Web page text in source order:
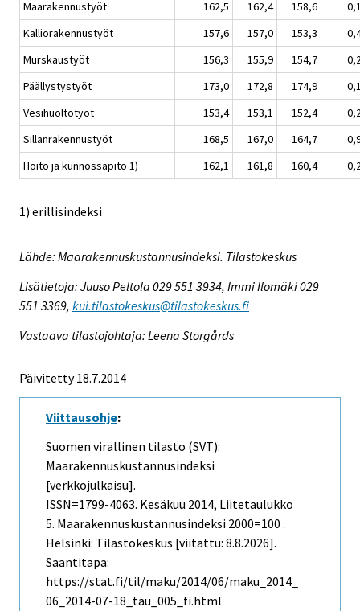
Maarakennustyöt
162,5 162,4 158,6
Kalliorakennustyöt
157,6 157,0 153,3
Murskaustyöt
156,3 155,9 154,7
Päällystystyöt
173,0 172,8 174,9
Vesihuoltotyöt
153,4 153,1 152,4
Sillanrakennustyöt
168,5 167,0 164,7
Hoito ja kunnossapito 1)
162,1 161,8 160,4
1) erillisindeksi
Lähde: Maarakennuskustannusindeksi. Tilastokeskus
Lisätietoja: Juuso Peltola 029 551 3934, Immi Ilomäki 029
551 3369, kui.tilastokeskus@tilastokeskus.fi
Vastaava tilastojohtaja: Leena Storgårds
Päivitetty 18.7.2014
Viittausohje:
Suomen virallinen tilasto (SVT):
Maarakennuskustannusindeksi
[verkkojulkaisu].
ISSN=1799-4063. Kesäkuu 2014, Liitetaulukko
5. Maarakennuskustannusindeksi 2000=100 .
Helsinki: Tilastokeskus [viitattu: 8.8.2026].
Saantitapa:
https://stat.fi/til/maku/2014/06/maku_2014_
06_2014-07-18_tau_005_fi.html